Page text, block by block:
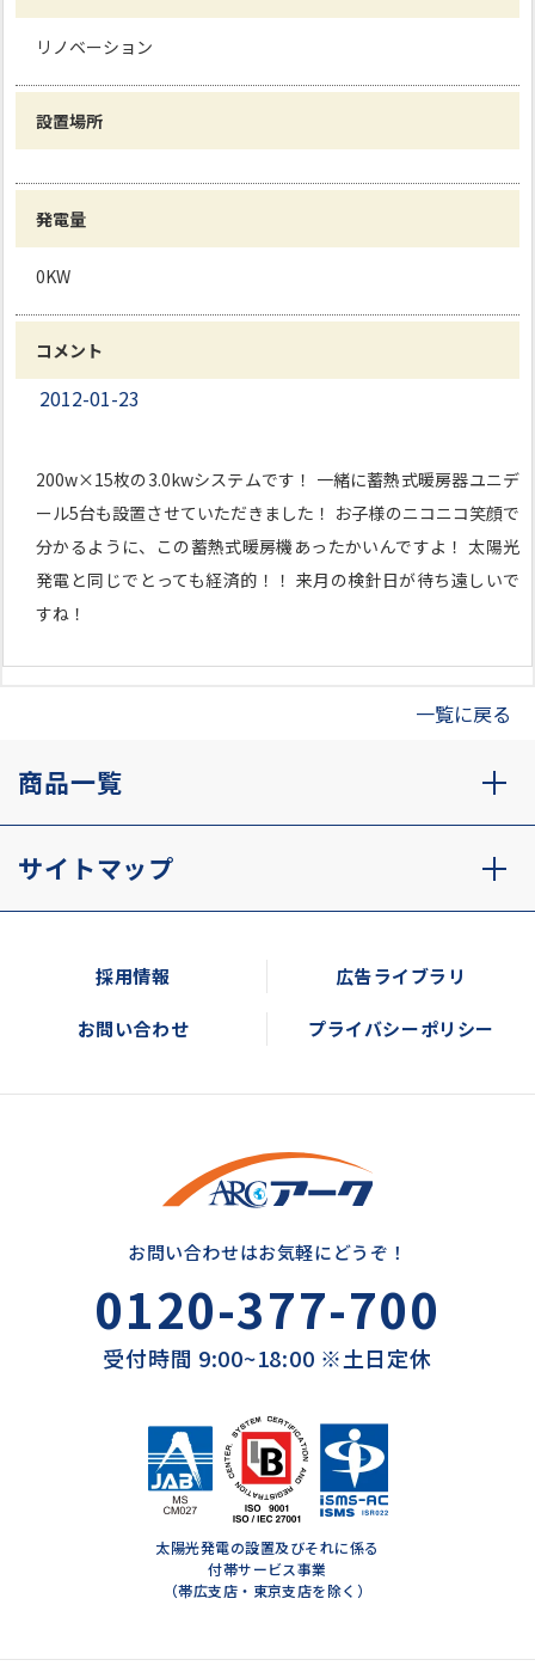
リノベーション
設置場所
発電量
0KW
コメント
2012-01-23
200w×15枚の3.0kwシステムです！ 一緒に蓄熱式暖房器ユニデ
ール5台も設置させていただきました！ お子様のニコニコ笑顔で
分かるように、この蓄熱式暖房機あったかいんですよ！ 太陽光
発電と同じでとっても経済的！！ 来月の検針日が待ち遠しいで
すね！
一覧に戻る
商品一覧
サイトマップ
採用情報 広告ライブラリ
お問い合わせ プライバシーポリシー
お問い合わせはお気軽にどうぞ！
0120-377-700
受付時間 9:00~18:00 ※土日定休
太陽光発電の設置及びそれに係る
付帯サービス事業
（帯広支店・東京支店を除く）